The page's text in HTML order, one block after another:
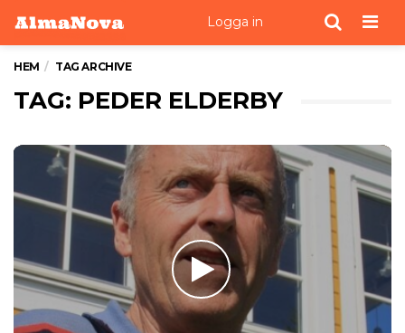
Logga in
HEM TAG ARCHIVE
TAG: PEDER ELDERBY